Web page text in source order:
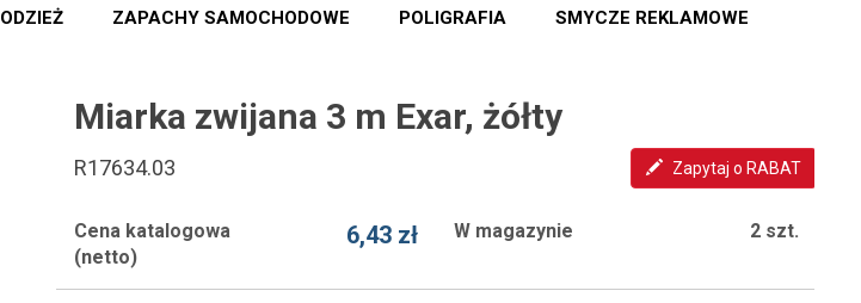
ODZIEŻ ZAPACHY SAMOCHODOWE POLIGRAFIA SMYCZE REKLAMOWE
Miarka zwijana 3 m Exar, żółty
R17634.03 Zapytaj o RABAT
Cena katalogowa
(netto)
6,43 zł W magazynie 2 szt.